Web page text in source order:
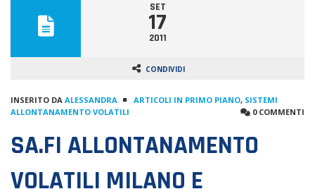
SET
17
2011
CONDIVIDI
INSERITO DA ALESSANDRA ARTICOLI IN PRIMO PIANO, SISTEMI
ALLONTANAMENTO VOLATILI
0 COMMENTI
SA.FI ALLONTANAMENTO
VOLATILI MILANO E